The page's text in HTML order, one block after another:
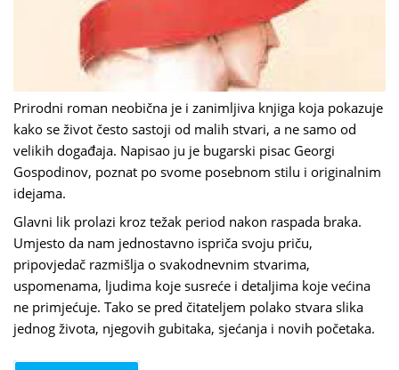
Prirodni roman neobična je i zanimljiva knjiga koja pokazuje
kako se život često sastoji od malih stvari, a ne samo od
velikih događaja. Napisao ju je bugarski pisac Georgi
Gospodinov, poznat po svome posebnom stilu i originalnim
idejama.
Glavni lik prolazi kroz težak period nakon raspada braka.
Umjesto da nam jednostavno ispriča svoju priču,
pripovjedač razmišlja o svakodnevnim stvarima,
uspomenama, ljudima koje susreće i detaljima koje većina
ne primjećuje. Tako se pred čitateljem polako stvara slika
jednog života, njegovih gubitaka, sjećanja i novih početaka.